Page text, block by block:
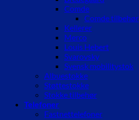
Comde
Comde tilbehør
Kellerer
Merco
Louis Hebert
Svarovsky
Svensk mobilitystok
Albuestokke
Støttestokke
Stokke tilbehør
Telefoner
Fastnettelefoner